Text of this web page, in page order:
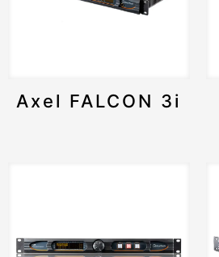
Axel FALCON 3i